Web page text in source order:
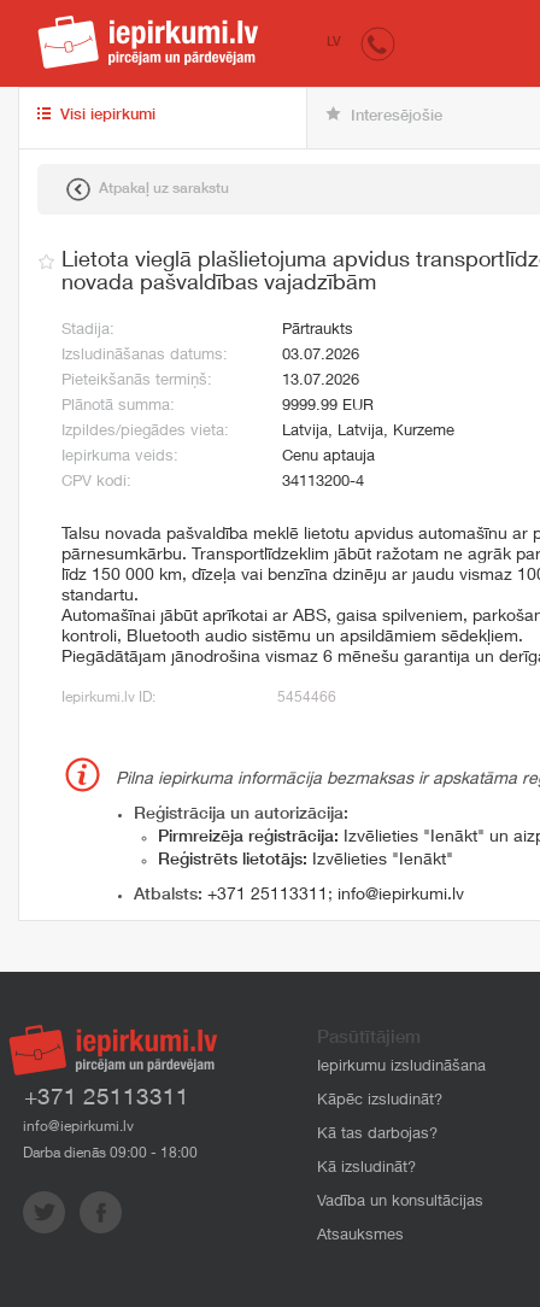
iepirkumi.lv
LV
Visi iepirkumi Interesējošie
Atpakaļ uz sarakstu
Lietota vieglā plašlietojuma apvidus
novada pašvaldības vajadzībām
Stadija:
Pārtraukts
Izsludināšanas datums:
03.07.2026
Pieteikšanās termiņš:
13.07.2026
Plānotā summa:
9999.99 EUR
Izpildes/piegādes vieta:
Latvija, Latvija, Kurzeme
Iepirkuma veids:
Cenu aptauja
CPV kodi:
34113200-4
Talsu novada pašvaldība meklē lietotu apvidus automašīnu ar
pārnesumkārbu. Transportlīdzeklim jābūt ražotam ne agrāk
līdz 150 000 km, dīzeļa vai benzīna dzinēju ar jaudu vismaz
standartu.
Automašīnai jābūt aprīkotai ar ABS, gaisa spilveniem,
kontroli, Bluetooth audio sistēmu un apsildāmiem sēdekļiem.
Piegādātājam jānodrošina vismaz 6 mēnešu garantija un
Iepirkumi.lv ID: 5454466
Pilna iepirkuma informācija bezmaksas ir apskatāma
Reģistrācija un autorizācija:
Pirmreizēja reģistrācija: Izvēlieties "Ienākt" un
Reģistrēts lietotājs: Izvēlieties "Ienākt"
Atbalsts: +371 25113311 ; info@iepirkumi.lv
+371 25113311
info@iepirkumi.lv
Darba dienās 09:00 - 18:00
Pasūtītājiem
Iepirkumu izsludināšana
Kāpēc izsludināt?
Kā tas darbojas?
Kā izsludināt?
Vadība un konsultācijas
Atsauksmes